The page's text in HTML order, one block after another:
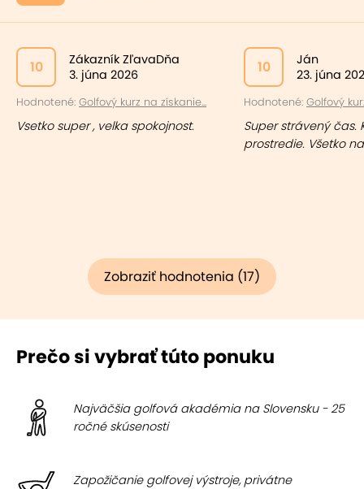
10
Zákazník ZľavaDňa
3. júna 2026
Hodnotené: Golfový kurz na získanie...
Vsetko super , velka spokojnost.
10
Ján
23. júna
Hodnotené: Golfový
Super strávený čas.
prostredie. Všetko
Zobraziť hodnotenia (17)
Prečo si vybrať túto ponuku
Najväčšia golfová akadémia na Slovensku - 25
ročné skúsenosti
Zapožičanie golfovej výstroje, privátne